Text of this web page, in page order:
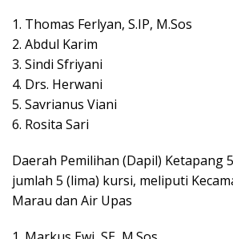
1. Thomas Ferlyan, S.IP, M.Sos
2. Abdul Karim
3. Sindi Sfriyani
4. Drs. Herwani
5. Savrianus Viani
6. Rosita Sari
Daerah Pemilihan (Dapil) Ketapang
jumlah 5 (lima) kursi, meliputi
Marau dan Air Upas